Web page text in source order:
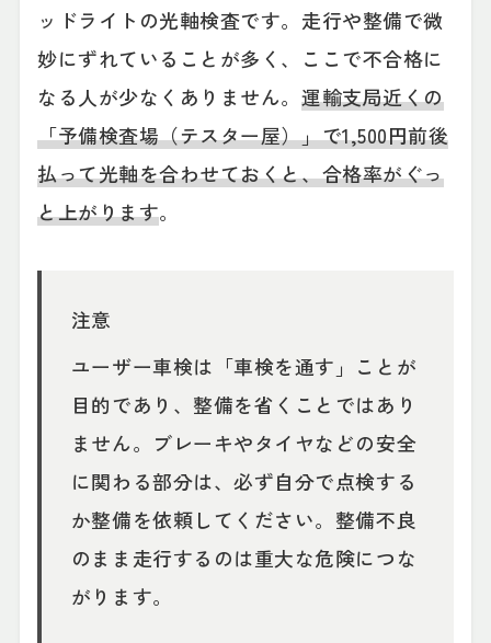
ッドライトの光軸検査です。走行や整備で微
妙にずれていることが多く、ここで不合格に
なる人が少なくありません。運輸支局近くの
「予備検査場（テスター屋）」で1,500円前後
払って光軸を合わせておくと、合格率がぐっ
と上がります。
注意
ユーザー車検は「車検を通す」ことが
目的であり、整備を省くことではあり
ません。ブレーキやタイヤなどの安全
に関わる部分は、必ず自分で点検する
か整備を依頼してください。整備不良
のまま走行するのは重大な危険につな
がります。